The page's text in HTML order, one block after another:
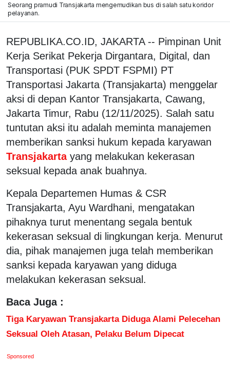
Seorang pramudi Transjakarta mengemudikan bus di salah satu koridor
pelayanan.
REPUBLIKA.CO.ID, JAKARTA -- Pimpinan Unit
Kerja Serikat Pekerja Dirgantara, Digital, dan
Transportasi (PUK SPDT FSPMI) PT
Transportasi Jakarta (Transjakarta) menggelar
aksi di depan Kantor Transjakarta, Cawang,
Jakarta Timur, Rabu (12/11/2025). Salah satu
tuntutan aksi itu adalah meminta manajemen
memberikan sanksi hukum kepada karyawan
Transjakarta yang melakukan kekerasan
seksual kepada anak buahnya.
Kepala Departemen Humas & CSR
Transjakarta, Ayu Wardhani, mengatakan
pihaknya turut menentang segala bentuk
kekerasan seksual di lingkungan kerja. Menurut
dia, pihak manajemen juga telah memberikan
sanksi kepada karyawan yang diduga
melakukan kekerasan seksual.
Baca Juga :
Tiga Karyawan Transjakarta Diduga Alami Pelecehan
Seksual Oleh Atasan, Pelaku Belum Dipecat
Sponsored